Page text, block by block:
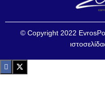
© Copyright 2022